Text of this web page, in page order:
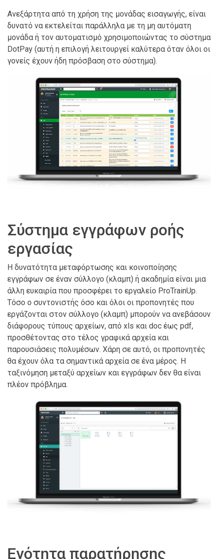
Ανεξάρτητα από τη χρήση της μονάδας εισαγωγής, είναι
δυνατό να εκτελείται παράλληλα με τη μη αυτόματη
μονάδα ή τον αυτοματισμό χρησιμοποιώντας το σύστημα
DotPay (αυτή η επιλογή λειτουργεί καλύτερα όταν όλοι οι
γονείς έχουν ήδη πρόσβαση στο σύστημα).
Σύστημα εγγράφων ροής
εργασίας
Η δυνατότητα μεταφόρτωσης και κοινοποίησης
εγγράφων σε έναν σύλλογο (κλαμπ) ή ακαδημία είναι μια
άλλη ευκαιρία που προσφέρει το εργαλείο ProTrainUp.
Τόσο ο συντονιστής όσο και όλοι οι προπονητές που
εργάζονται στον σύλλογο (κλαμπ) μπορούν να ανεβάσουν
διάφορους τύπους αρχείων, από xls και doc έως pdf,
προσθέτοντας στο τέλος γραφικά αρχεία και
παρουσιάσεις πολυμέσων. Χάρη σε αυτό, οι προπονητές
θα έχουν όλα τα σημαντικά αρχεία σε ένα μέρος. Η
ταξινόμηση μεταξύ αρχείων και εγγράφων δεν θα είναι
πλέον πρόβλημα.
Ενότητα παρατήρησης